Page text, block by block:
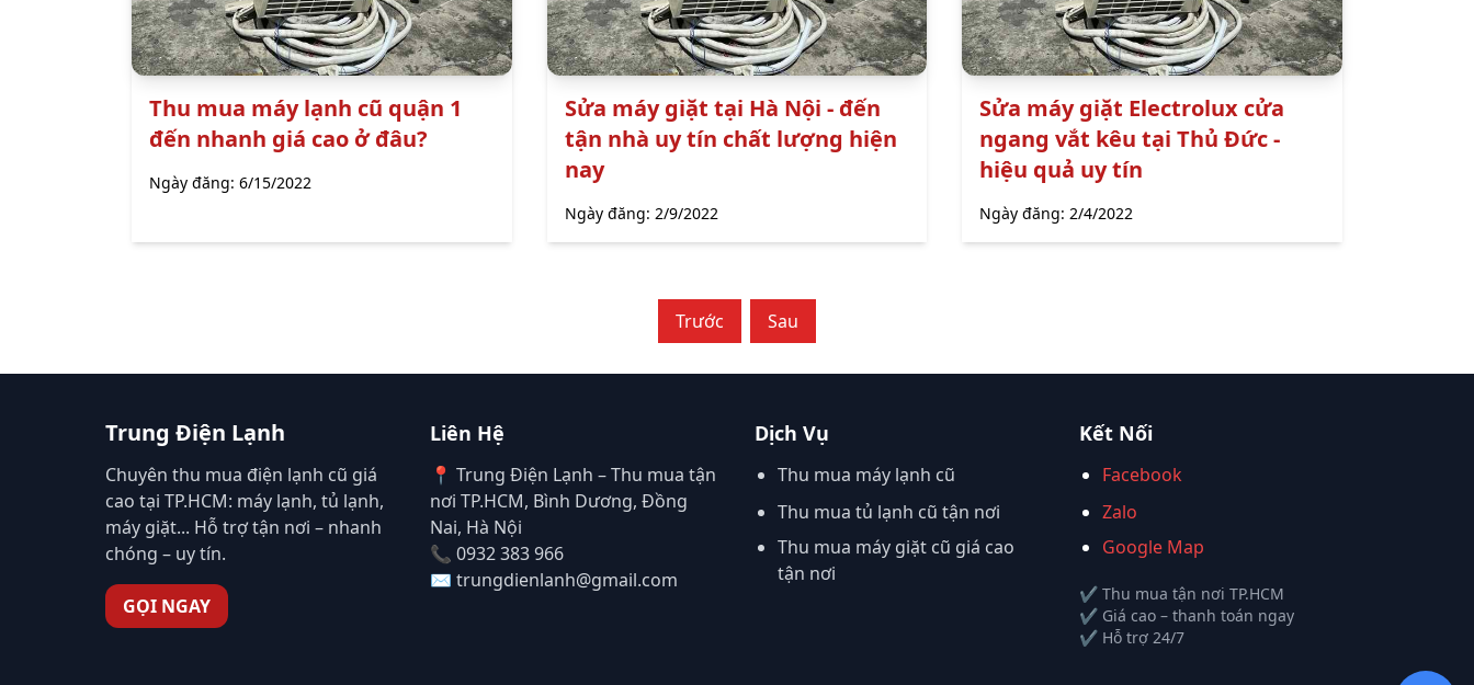
Thu mua máy lạnh cũ quận 1
đến nhanh giá cao ở đâu?
Ngày đăng: 6/15/2022
Sửa máy giặt tại Hà Nội - đến
tận nhà uy tín chất lượng hiện
nay
Ngày đăng: 2/9/2022
Sửa máy giặt Electrolux cửa
ngang vắt kêu tại Thủ Đức -
hiệu quả uy tín
Ngày đăng:2/4/2022
Trước Sau
Trung Điện Lạnh
Chuyên thu mua điện lạnh cũ giá
cao tại TP.HCM: máy lạnh, tủ lạnh,
máy giặt... Hỗ trợ tận nơi – nhanh
chóng – uy tín.
GỌI NGAY
Liên Hệ
📍 Trung Điện Lạnh – Thu mua tận
nơi TP.HCM, Bình Dương, Đồng
Nai, Hà Nội
📞 0932 383 966
✉️ trungdienlanh@gmail.com
Dịch Vụ
Thu mua máy lạnh cũ
Thu mua tủ lạnh cũ tận nơi
Thu mua máy giặt cũ giá cao
tận nơi
Kết Nối
Facebook
Zalo
Google Map
✔ Thu mua tận nơi TP.HCM
✔ Giá cao – thanh toán ngay
✔ Hỗ trợ 24/7